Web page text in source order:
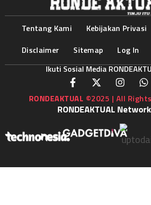
Tentang Kami
Kebijakan Privasi
Disclaimer
Sitemap
Log In
Ikuti Sosial Media
RONDEAKTUAL ©2025 | All
RONDEAKTUAL